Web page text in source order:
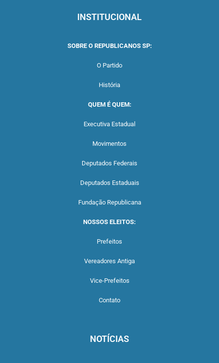
INSTITUCIONAL
SOBRE O REPUBLICANOS SP:
O Partido
História
QUEM É QUEM:
Executiva Estadual
Movimentos
Deputados Federais
Deputados Estaduais
Fundação Republicana
NOSSOS ELEITOS:
Prefeitos
Vereadores Antiga
Vice-Prefeitos
Contato
NOTÍCIAS